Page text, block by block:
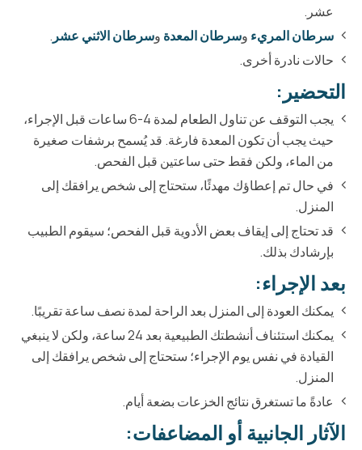
عشر.
سرطان المريء وسرطان المعدة وسرطان الاثني عشر .
حالات نادرة أخرى.
التحضير:
يجب التوقف عن تناول الطعام لمدة 4-6 ساعات قبل الإجراء،
حيث يجب أن تكون المعدة فارغة. قد يُسمح برشفات صغيرة
من الماء، ولكن فقط حتى ساعتين قبل الفحص.
في حال تم إعطاؤك مهدئًا، ستحتاج إلى شخص يرافقك إلى
المنزل.
قد تحتاج إلى إيقاف بعض الأدوية قبل الفحص؛ سيقوم الطبيب
بإرشادك بذلك.
بعد الإجراء:
يمكنك العودة إلى المنزل بعد الراحة لمدة نصف ساعة تقريبًا.
يمكنك استئناف أنشطتك الطبيعية بعد 24 ساعة، ولكن لا ينبغي
القيادة في نفس يوم الإجراء؛ ستحتاج إلى شخص يرافقك إلى
المنزل.
عادةً ما تستغرق نتائج الخزعات بضعة أيام.
الآثار الجانبية أو المضاعفات: